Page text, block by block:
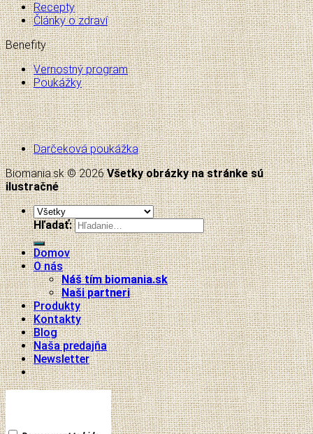
Recepty
Články o zdraví
Benefity
Vernostný program
Poukážky
Darčeková poukážka
Biomania.sk © 2026Všetky obrázky na stránke sú
ilustračné
Hľadať:
Domov
O nás
Náš tím biomania.sk
Naši partneri
Produkty
Kontakty
Blog
Naša predajňa
Newsletter